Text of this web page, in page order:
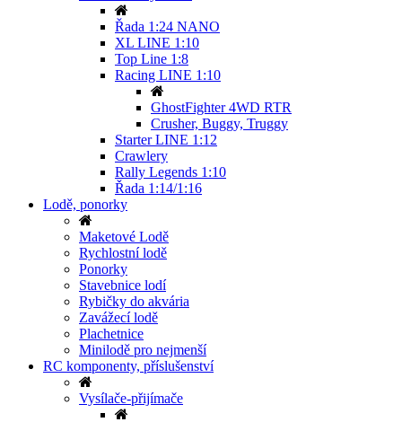
Řada 1:24 NANO
XL LINE 1:10
Top Line 1:8
Racing LINE 1:10
GhostFighter 4WD RTR
Crusher, Buggy, Truggy
Starter LINE 1:12
Crawlery
Rally Legends 1:10
Řada 1:14/1:16
Lodě, ponorky
Maketové Lodě
Rychlostní lodě
Ponorky
Stavebnice lodí
Rybičky do akvária
Zavážecí lodě
Plachetnice
Minilodě pro nejmenší
RC komponenty, příslušenství
Vysílače-přijímače